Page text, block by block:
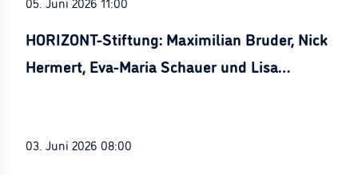
HORIZONT-Stiftung: Maximilian Bruder, Nick
Hermert, Eva-Maria Schauer und Lisa
03. Juni 2026 08:00